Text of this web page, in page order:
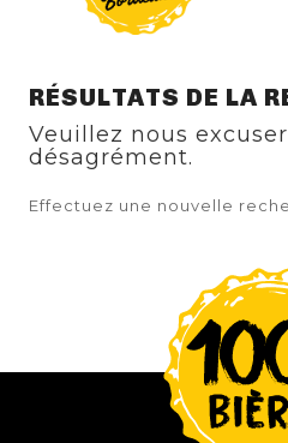
NOS
Nos
Nos Fûts
Nos
RÉSULTATS DE LA
Veuillez nous
désagrément.
Effectuez une nouvelle